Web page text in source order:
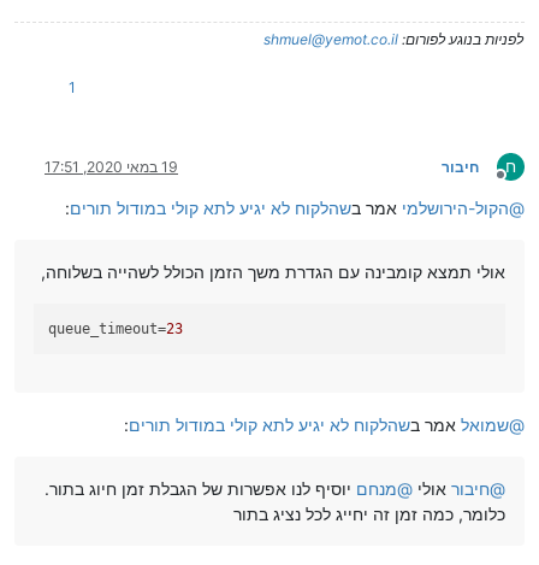
לפניות בנוגע לפורום: shmuel@yemot.co.il
1
ח
מנותק
חיבור 19 במאי 2020, 17:51
@הקול-הירושלמי אמר בשהלקוח לא יגיע לתא קולי במודול תורים:
אולי תמצא קומבינה עם הגדרת משך הזמן הכולל לשהייה בשלוחה,
queue_timeout=23
@שמואל אמר בשהלקוח לא יגיע לתא קולי במודול תורים:
@חיבור אולי @מנחם יוסיף לנו אפשרות של הגבלת זמן חיוג בתור.
כלומר, כמה זמן זה יחייג לכל נציג בתור